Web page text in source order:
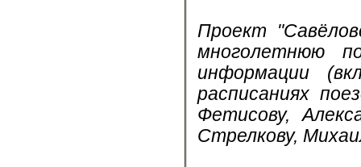
Проект
многолетнюю
информации
расписаниях
Фетисову,
Стрелкову,